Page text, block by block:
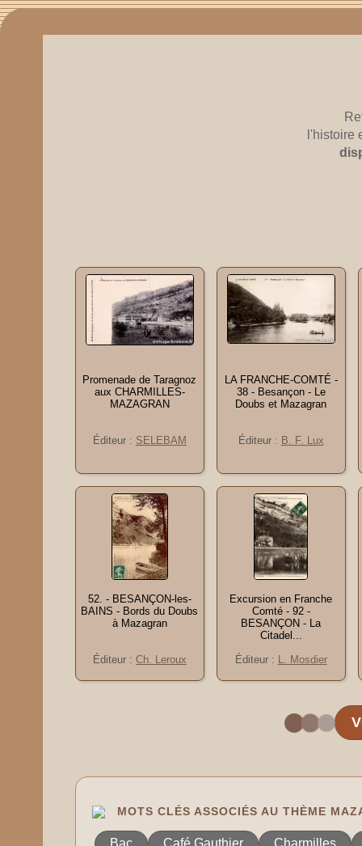
l'histoire
Promenade de Taragnoz
aux CHARMILLES-
MAZAGRAN
Éditeur : SELEBAM
LA FRANCHE-COMTÉ -
38 - Besançon - Le
Doubs et Mazagran
Éditeur : B. F. Lux
52. - BESANÇON-les-
BAINS - Bords du Doubs
à Mazagran
Éditeur : Ch. Leroux
Excursion en Franche
Comté - 92 -
BESANÇON - La
Citadel...
Éditeur : L. Mosdier
MOTS CLÉS ASSOCIÉS AU THÈME